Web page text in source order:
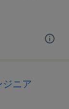
ジニア